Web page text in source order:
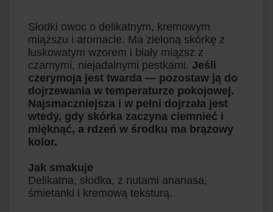
Słodki owoc o delikatnym, kremowym
miąższu i aromacie. Ma zieloną skórkę z
łuskowatym wzorem i biały miąższ z
czarnymi, niejadalnymi pestkami. Jeśli
czerymoja jest twarda — pozostaw ją do
dojrzewania w temperaturze pokojowej.
Najsmaczniejsza i w pełni dojrzała jest
wtedy, gdy skórka zaczyna ciemnieć i
mięknąć, a rdzeń w środku ma brązowy
kolor.
Jak smakuje
Delikatna, słodka, z nutami ananasa,
śmietanki i kremową teksturą.